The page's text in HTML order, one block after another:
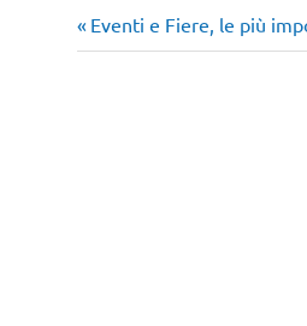
Navigazione
Articolo
precedente:
Eventi e Fiere, le più